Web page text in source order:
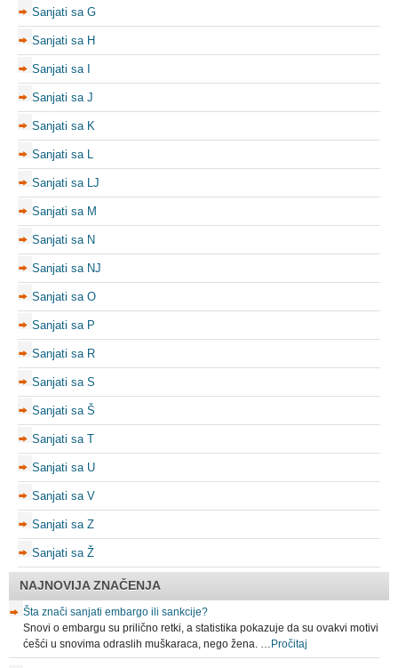
Sanjati sa G
Sanjati sa H
Sanjati sa I
Sanjati sa J
Sanjati sa K
Sanjati sa L
Sanjati sa LJ
Sanjati sa M
Sanjati sa N
Sanjati sa NJ
Sanjati sa O
Sanjati sa P
Sanjati sa R
Sanjati sa S
Sanjati sa Š
Sanjati sa T
Sanjati sa U
Sanjati sa V
Sanjati sa Z
Sanjati sa Ž
NAJNOVIJA ZNAČENJA
Šta znači sanjati embargo ili sankcije?
Snovi o embargu su prilično retki, a statistika pokazuje da su ovakvi motivi
ćešći u snovima odraslih muškaraca, nego žena. … Pročitaj